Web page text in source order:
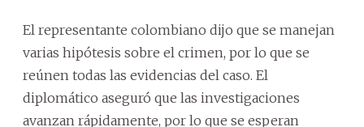
El representante colombiano dijo que se manejan
varias hipótesis sobre el crimen, por lo que se
reúnen todas las evidencias del caso. El
diplomático aseguró que las investigaciones
avanzan rápidamente, por lo que se esperan